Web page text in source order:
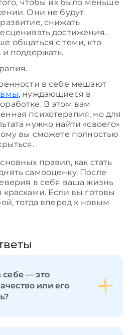
чтобы их было меньше
Они не будут
снижать
достижения.
общаться с теми, кто
и поддержать.
в себе мешают
, нуждающиеся в
В этом вам
психотерапия, но для
нужно найти «своего»
вы сможете полностью
правил, как стать
самооценку. После
в себя ваша жизнь
красками. Если вы готовы
тогда вперед к новым
себе — это
или его